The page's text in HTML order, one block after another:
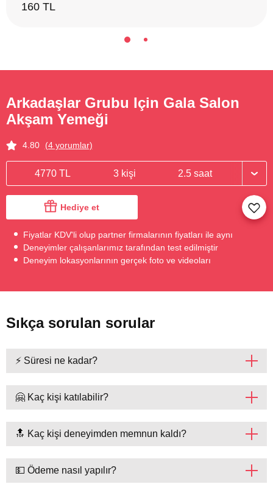
160 TL
Arkadaşlar Grubu Için Gala Salon
Akşam Yemeği
4.80 (4 yorumlar)
4770 TL 3 kişi 2.5 saat
Hediye et
Fiyatlar KDV'li olup partner firmalarının fiyatları ile aynı
Deneyimler çalışanlarımız tarafından test edilmiştir
Deneyim lokasyonlarının gerçek foto ve videoları
Sıkça sorulan sorular
⚡ Süresi ne kadar?
🤗 Kaç kişi katılabilir?
🔝 Kaç kişi deneyimden memnun kaldı?
💵 Ödeme nasıl yapılır?